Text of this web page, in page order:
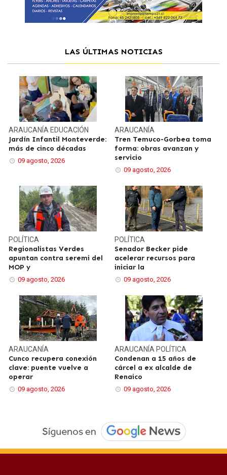
LAS ÚLTIMAS NOTICIAS
ARAUCANÍA EDUCACIÓN
Jardín Infantil Monteverde:
más de cinco décadas
09 agosto, 2026
ARAUCANÍA
Tren Temuco-Gorbea toma
forma: obras avanzan y
servicio
09 agosto, 2026
POLÍTICA
Regionalistas Verdes
apuntan contra seremi del
MOP y
09 agosto, 2026
POLÍTICA
Senador Becker pide
acelerar recursos para
iniciar la
09 agosto, 2026
ARAUCANÍA
Cunco recupera conexión
clave: puente vuelve a
operar
09 agosto, 2026
ARAUCANÍA POLÍTICA
Condenan a 15 años de
cárcel a ex alcalde de
Renaico
09 agosto, 2026